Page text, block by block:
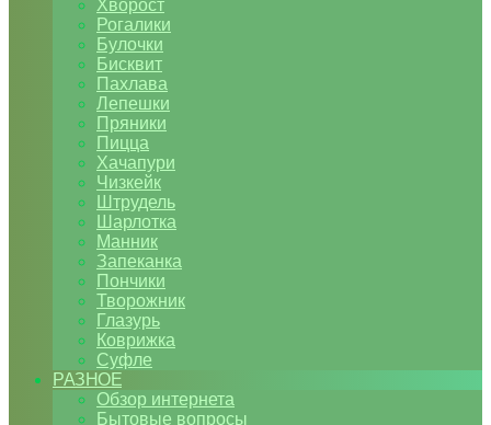
Хворост
Рогалики
Булочки
Бисквит
Пахлава
Лепешки
Пряники
Пицца
Хачапури
Чизкейк
Штрудель
Шарлотка
Манник
Запеканка
Пончики
Творожник
Глазурь
Коврижка
Суфле
РАЗНОЕ
Обзор интернета
Бытовые вопросы